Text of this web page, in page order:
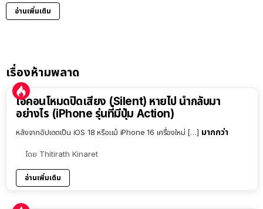
อ่านเพิ่มเติม
เรื่องห้ามพลาด
ไอคอนโหมดปิดเสียง (Silent) หายไป นำกลับมา
อย่างไร (iPhone รุ่นที่มีปุ่ม Action)
หลังจากอัปเดตเป็น iOS 18 หรือแม้ iPhone 16 เครื่องใหม่ […] มากกว่า
โดย Thitirath Kinaret
อ่านเพิ่มเติม